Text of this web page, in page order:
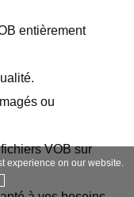
entièrement
ou
VOB sur
experience on our website.